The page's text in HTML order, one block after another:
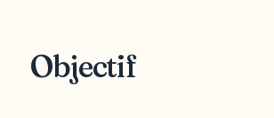
Objectif